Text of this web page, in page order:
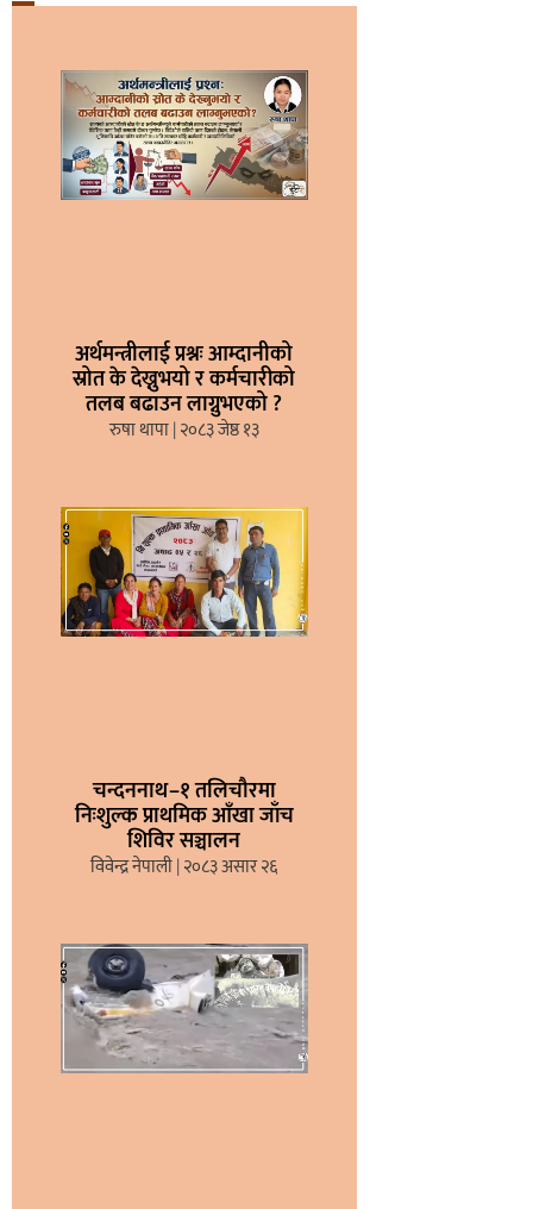
अर्थमन्त्रीलाई प्रश्नः आम्दानीको
स्रोत के देख्नुभयो र कर्मचारीको
तलब बढाउन लाग्नुभएको ?
रुषा थापा २०८३ जेष्ठ १३
चन्दननाथ–१ तलिचौरमा
निःशुल्क प्राथमिक आँखा जाँच
शिविर सञ्चालन
विवेन्द्र नेपाली २०८३ असार २६